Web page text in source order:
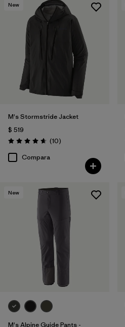
New
M's Stormstride Jacket
$ 519
Valoración: 4.7 / 5
(10Comentarios
)
Compara
New
M's Alpine Guide Pants -